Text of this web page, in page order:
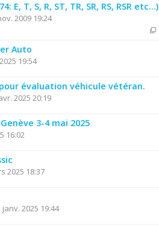
E, T, S, R, ST, TR, SR, RS, RSR etc...)
2009 19:24
Auto
19:54
évaluation véhicule vétéran.
2025 20:19
3-4 mai 2025
16:02
2025 18:37
janv. 2025 19:44